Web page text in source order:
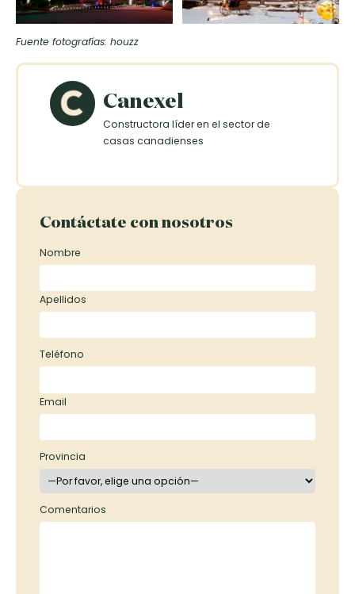
Fuente fotografías: houzz
Canexel
Constructora líder en el sector de
casas canadienses
Contáctate con nosotros
Nombre
Apellidos
Teléfono
Email
Provincia
Comentarios